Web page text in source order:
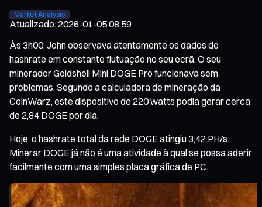
Market Analysis
Atualizado:2026-01-05 08:59
Às 3h00, John observava atentamente os dados de
hashrate em constante flutuação no seu ecrã. O seu
minerador Goldshell Mini DOGE Pro funcionava sem
problemas. Segundo a calculadora de mineração da
CoinWarz, este dispositivo de 220 watts podia gerar cerca
de 2,84 DOGE por dia.
Hoje, o hashrate total da rede DOGE atingiu 3,42 PH/s.
Minerar DOGE já não é uma atividade à qual se possa aderir
facilmente com uma simples placa gráfica de PC.